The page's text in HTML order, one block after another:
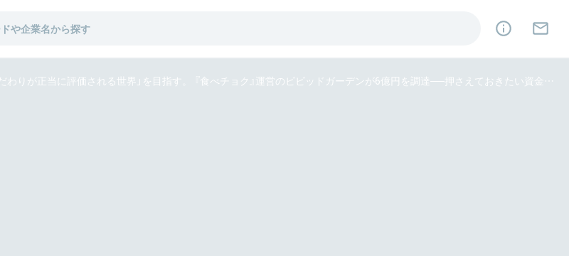
「生産者のこだわりが正当に評価される世界」を目指す。 『食べチョク』運営のビビッドガーデンが6億円を調達──押さえておきたい資金調達ニュース